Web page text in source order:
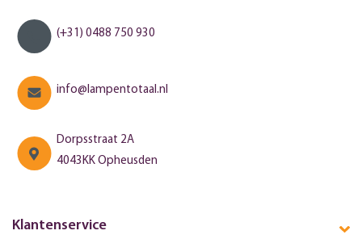
(+31) 0488 750 930
info@lampentotaal.nl
Dorpsstraat 2A
4043KK Opheusden
Klantenservice